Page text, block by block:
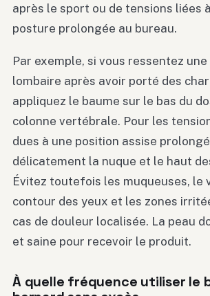
après le sport ou de tensions liées
posture prolongée au bureau.
Par exemple, si vous ressentez
lombaire après avoir porté des
appliquez le baume sur le bas du
colonne vertébrale. Pour les
dues à une position assise
délicatement la nuque et le haut
Évitez toutefois les muqueuses, le
contour des yeux et les zones
cas de douleur localisée. La peau
et saine pour recevoir le produit.
À quelle fréquence utiliser le